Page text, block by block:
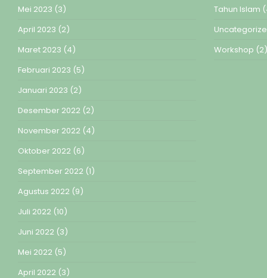
Mei 2023 (3)
April 2023 (2)
Maret 2023 (4)
Februari 2023 (5)
Januari 2023 (2)
Desember 2022 (2)
November 2022 (4)
Oktober 2022 (6)
September 2022 (1)
Agustus 2022 (9)
Juli 2022 (10)
Juni 2022 (3)
Mei 2022 (5)
April 2022 (3)
Tahun Islam
Workshop (2)